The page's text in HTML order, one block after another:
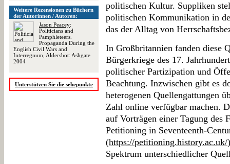
Weitere Rezensionen zu Büchern
der Autorinnen / Autoren:
Jason Peacey:
Politicians and
Pamphleteers.
Propaganda During the
English Civil Wars and
Interregnum, Aldershot: Ashgate
2004
Unterstützen Sie die sehepunkte
politischen Kultur. Suppliken
politischen Kommunikation in
das der Alltag von
In Großbritannien fanden diese
Bürgerkriege des 17.
politischer Partizipation und
Beachtung. Inzwischen gibt es
heterogenen Quellengattungen
Zahl online verfügbar machen.
auf Vorträgen einer Tagung des
Petitioning in Seventeenth-
(https://petitioning.history.ac.uk/
Spektrum unterschiedlicher